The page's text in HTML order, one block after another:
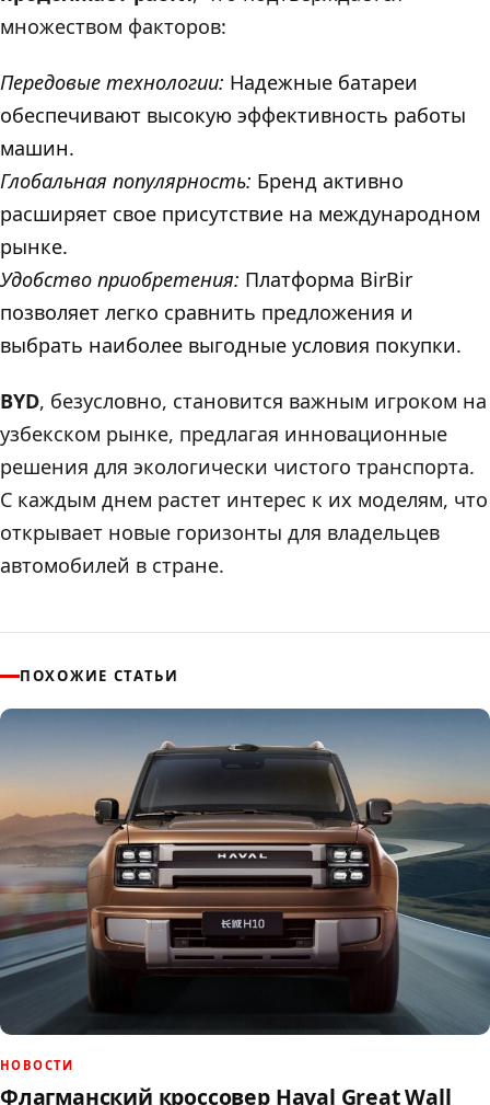
множеством факторов:
Передовые технологии: Надежные батареи
обеспечивают высокую эффективность работы
машин.
Глобальная популярность: Бренд активно
расширяет свое присутствие на международном
рынке.
Удобство приобретения: Платформа BirBir
позволяет легко сравнить предложения и
выбрать наиболее выгодные условия покупки.
BYD, безусловно, становится важным игроком на
узбекском рынке, предлагая инновационные
решения для экологически чистого транспорта.
С каждым днем растет интерес к их моделям, что
открывает новые горизонты для владельцев
автомобилей в стране.
ПОХОЖИЕ СТАТЬИ
НОВОСТИ
Флагманский кроссовер Haval Great Wall